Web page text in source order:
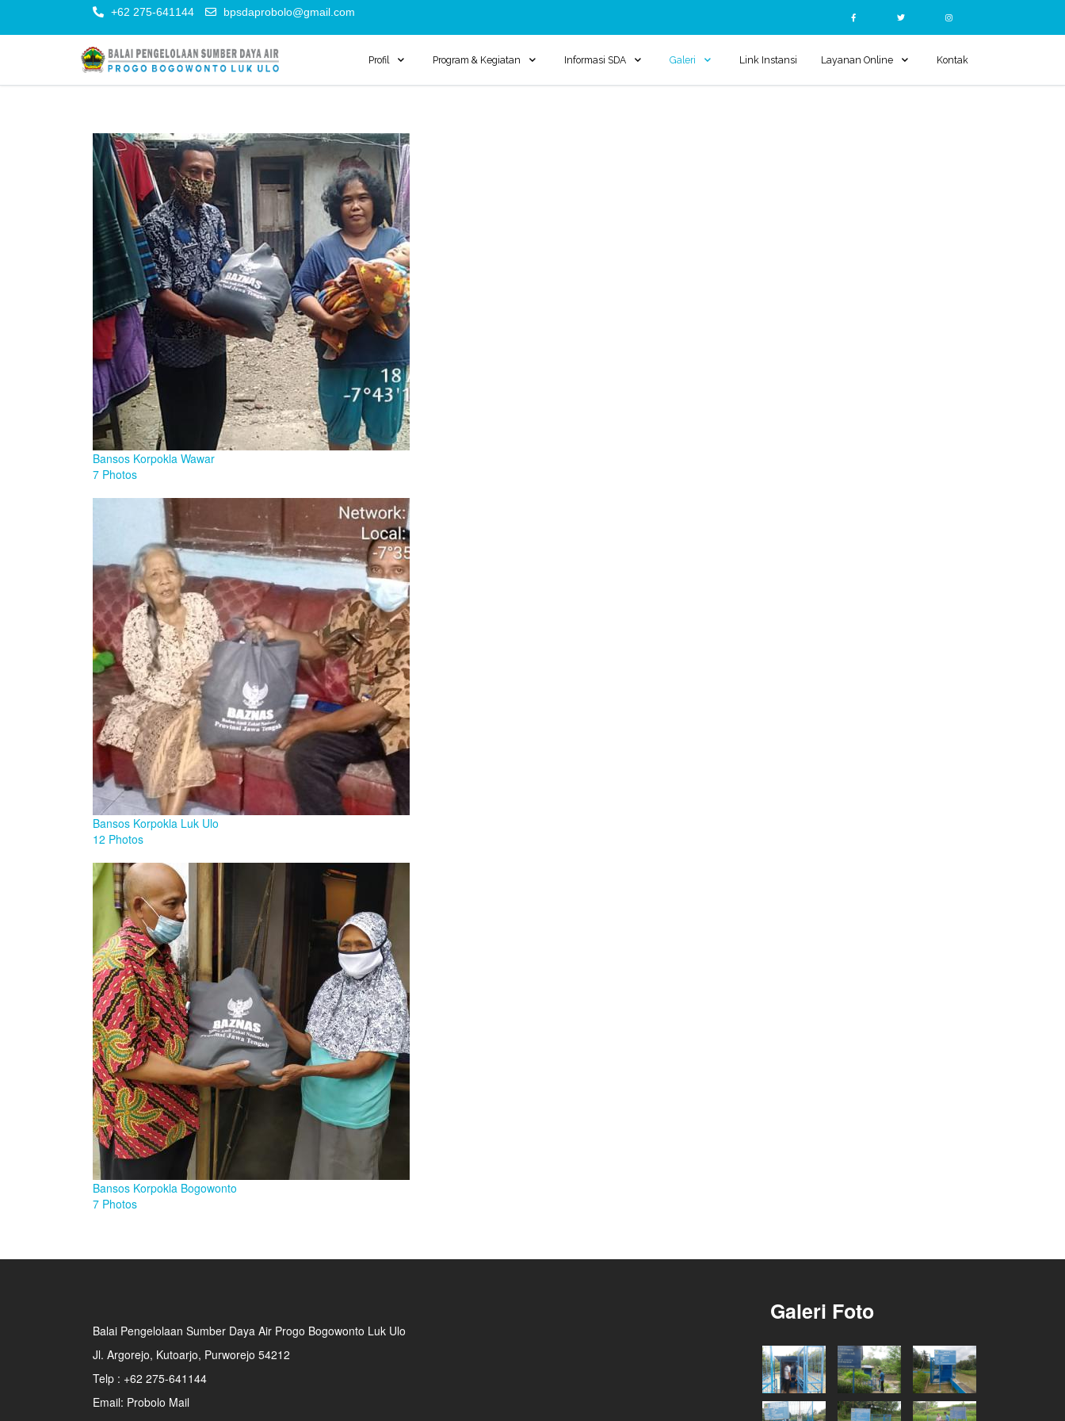
+62 275-641144 bpsdaprobolo@gmail.com
Profil Program & Kegiatan Informasi SDA Galeri Link Instansi Layanan Online Kontak
Bansos Korpokla Wawar
7 Photos
Bansos Korpokla Luk Ulo
12 Photos
Bansos Korpokla Bogowonto
7 Photos
Balai Pengelolaan Sumber Daya Air Progo Bogowonto Luk Ulo
Jl. Argorejo, Kutoarjo, Purworejo 54212
Telp : +62 275-641144
Email: Probolo Mail
Galeri Foto